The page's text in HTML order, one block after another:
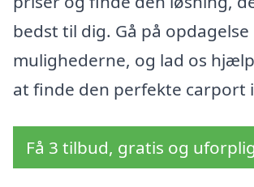
bedst til dig. Gå på opdagelse
mulighederne, og lad os
at finde den perfekte carport
Få 3 tilbud, gratis og